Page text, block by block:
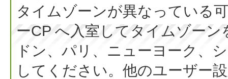
タイムゾーンが異なっている
ーCP へ入室してタイムゾー
ドン、パリ、ニューヨーク、
してください。他のユーザー